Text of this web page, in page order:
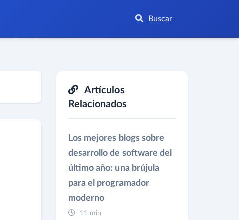
Buscar
Artículos
Relacionados
Los mejores blogs sobre
desarrollo de software del
último año: una brújula
para el programador
moderno
11 min